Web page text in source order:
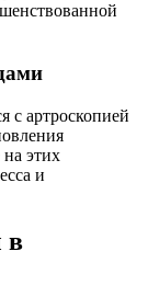
с артроскопией
этих
и
в